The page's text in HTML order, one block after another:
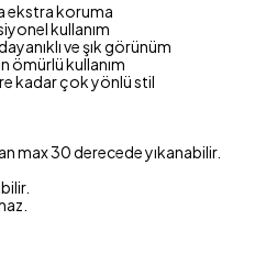
ekstra koruma
kullanım
ve şık görünüm
ömürlü kullanım
kadar çok yönlü stil
max 30 derecede yıkanabilir.